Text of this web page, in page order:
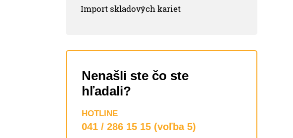
Import skladových kariet
Nenašli ste čo ste
hľadali?
HOTLINE
041 / 286 15 15 (voľba 5)